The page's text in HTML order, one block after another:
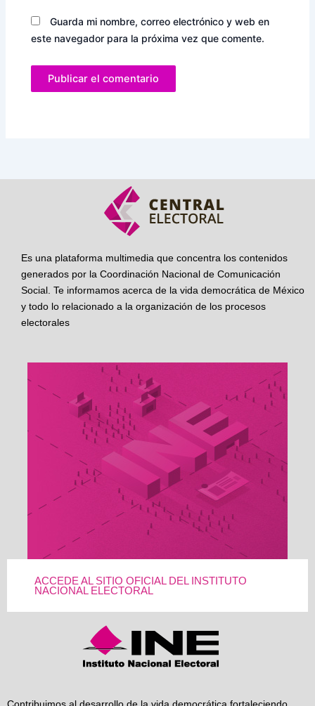
Guarda mi nombre, correo electrónico y web en
este navegador para la próxima vez que comente.
Es una plataforma multimedia que concentra los contenidos
generados por la Coordinación Nacional de Comunicación
Social. Te informamos acerca de la vida democrática de México
y todo lo relacionado a la organización de los procesos
electorales
ACCEDE AL SITIO OFICIAL DEL INSTITUTO
NACIONAL ELECTORAL